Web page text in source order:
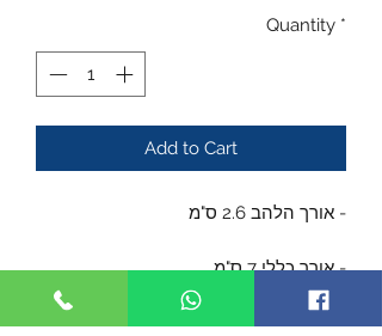
Quantity *
Add to Cart
- אורך הלהב 2.6 ס"מ
- אורך כללי 7 ס"מ
- עשוי מפלדת אל-חלד 7Cr17mov עם